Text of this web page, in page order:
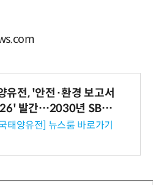
유전, '안전·환경 보고서
발간…2030년 SBT
온실가스 감축 추진
태양유전] 뉴스룸 바로가기